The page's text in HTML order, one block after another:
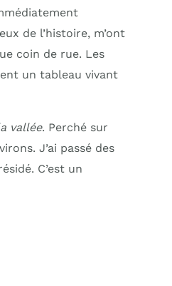
de l’histoire, m’ont
coin de rue. Les
un tableau vivant
vallée. Perché sur
J’ai passé des
C’est un